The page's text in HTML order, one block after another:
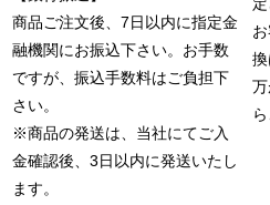
商品ご注文後、7日以内に指定金
融機関にお振込下さい。お手数
ですが、振込手数料はご負担下
さい。
※商品の発送は、当社にてご入
金確認後、3日以内に発送いたし
ます。
換